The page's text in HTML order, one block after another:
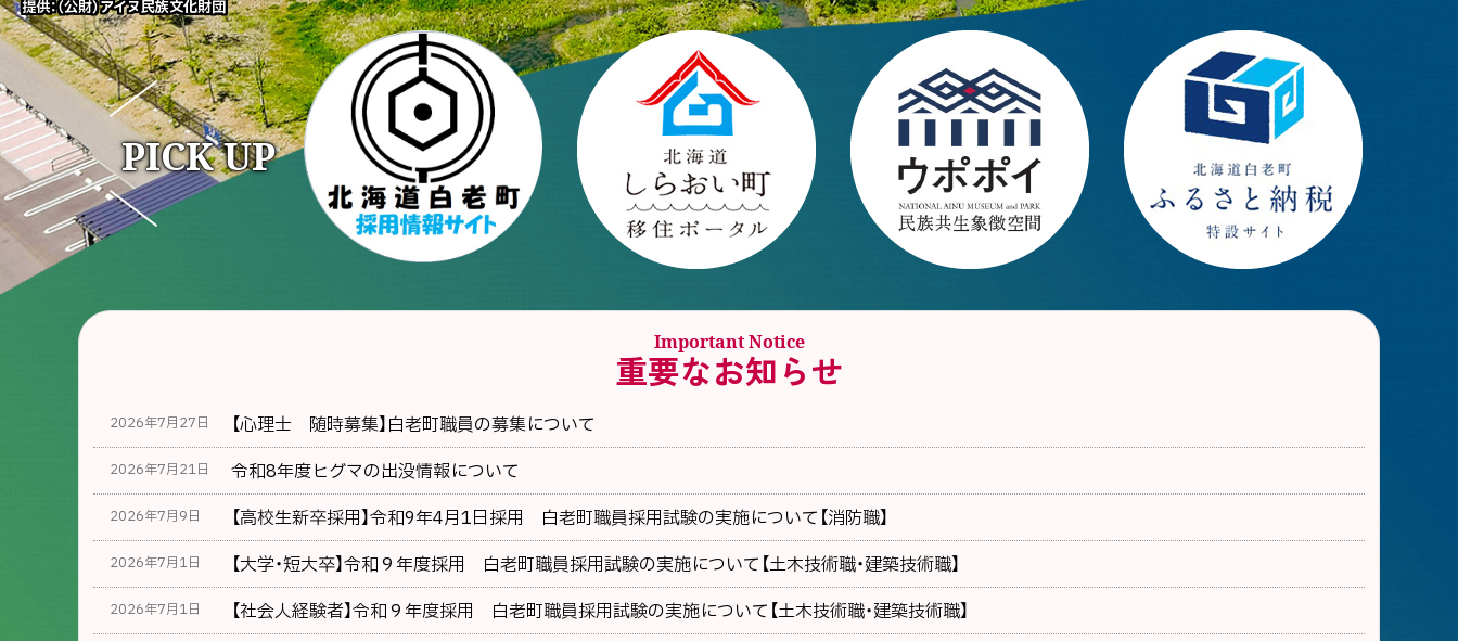
提供：（公財）アイヌ民族文化財団
PICK UP
Important Notice
重要なお知らせ
2026年7月27日 【心理士 随時募集】白老町職員の募集について
2026年7月21日 令和8年度ヒグマの出没情報について
2026年7月9日 【高校生新卒採用】令和9年4月1日採用 白老町職員採用試験の実施について【消防職】
2026年7月1日 【大学・短大卒】令和９年度採用 白老町職員採用試験の実施について【土木技術職・建築技術職】
2026年7月1日 【社会人経験者】令和９年度採用 白老町職員採用試験の実施について【土木技術職・建築技術職】